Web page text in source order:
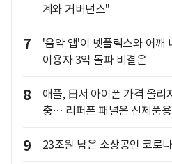
계와 거버넌스"
7
'음악 앱'이 넷플릭스와 어
이용자 3억 돌파 비결은
8
애플, 日서 아이폰 가격 올리
충… 리퍼폰 패널은 신제품
9 23조원 남은 소상공인 코로